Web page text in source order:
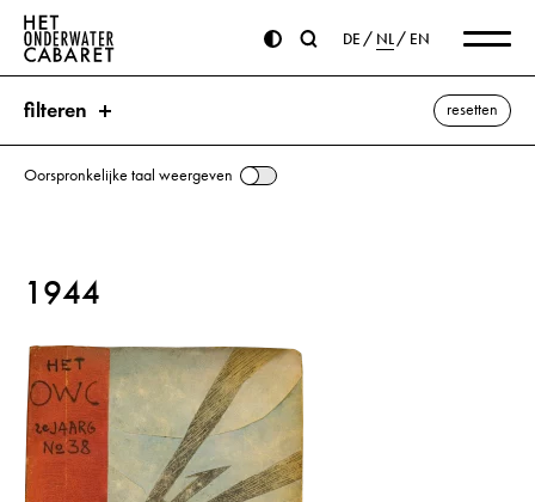
DE NL EN
filteren resetten
Kleding ⌫
Hitler, Adolf Roemenië Stalin, Jozef
alle weergeven
Oorspronkelijke taal weergeven
1944